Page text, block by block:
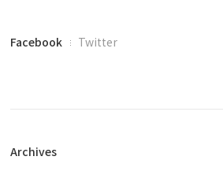
페
플
Facebook Twitter
Archives